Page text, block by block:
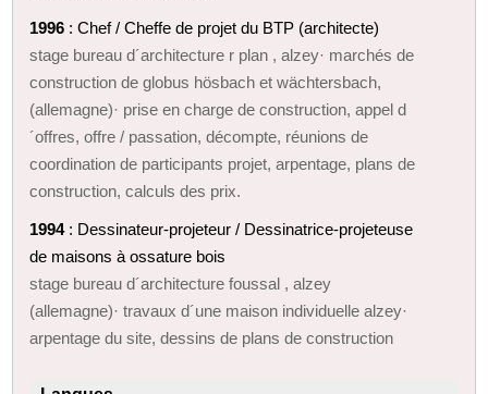
1996 : Chef / Cheffe de projet du BTP (architecte)
stage bureau d´architecture r plan , alzey· marchés de
construction de globus hösbach et wächtersbach,
(allemagne)· prise en charge de construction, appel d
´offres, offre / passation, décompte, réunions de
coordination de participants projet, arpentage, plans de
construction, calculs des prix.
1994: Dessinateur-projeteur / Dessinatrice-projeteuse
de maisons à ossature bois
stage bureau d´architecture foussal , alzey
(allemagne)· travaux d´une maison individuelle alzey·
arpentage du site, dessins de plans de construction